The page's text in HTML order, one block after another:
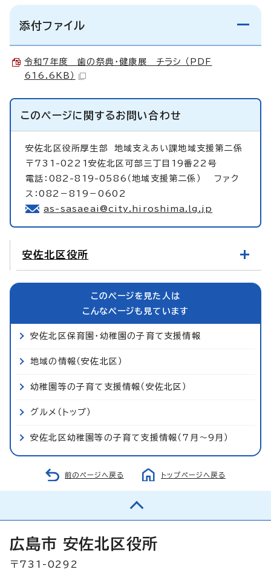
添付ファイル
令和7年度 歯の祭典・健康展 チラシ （PDF
616.6KB）
このページに関するお問い合わせ
安佐北区役所厚生部 地域支えあい課地域支援第二係
〒731-0221安佐北区可部三丁目19番22号
電話：082-819-0586（地域支援第二係） ファク
ス：082－819－0602
as-sasaeai@city.hiroshima.lg.jp
安佐北区役所
このページを見た人は
こんなページも見ています
安佐北区保育園・幼稚園の子育て支援情報
地域の情報（安佐北区）
幼稚園等の子育て支援情報（安佐北区）
グルメ（トップ）
安佐北区幼稚園等の子育て支援情報（7月～9月）
前のページへ戻る トップページへ戻る
広島市 安佐北区役所
〒731-0292